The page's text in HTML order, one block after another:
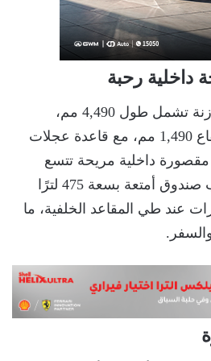
داخلية رحبة
تتميز السيارة بأبعاد متوازنة تشمل طول 4,490 مم،
وعرض 1,695 مم، وارتفاع 1,490 مم، مع قاعدة عجلات
وتوفر مقصورة داخلية مريحة تتسع
لخمسة ركاب، إلى جانب صندوق أمتعة بسعة 475 لترًا
زيادتها إلى 910 لترات عند طي المقاعد الخلفية، ما